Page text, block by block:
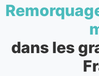
dans les